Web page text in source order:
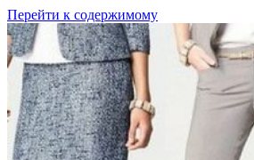
Перейти к содержимому